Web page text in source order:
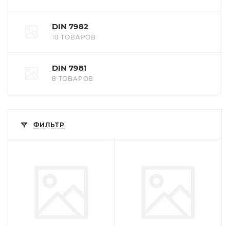
DIN 7982
10 ТОВАРОВ
DIN 7981
8 ТОВАРОВ
ФИЛЬТР